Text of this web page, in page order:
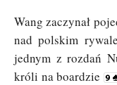
Wang zaczynał
nad polskim
jednym z rozdań
króli na boardzie